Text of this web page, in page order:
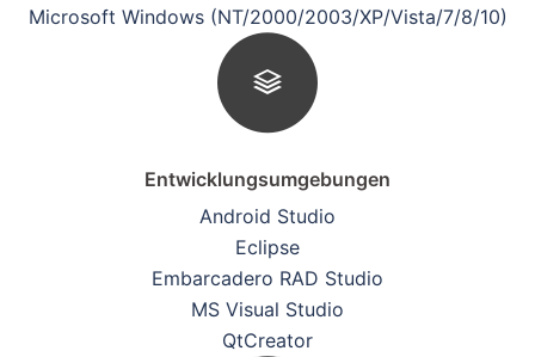
Microsoft Windows (NT/2000/2003/XP/Vista/7/8/10)
Entwicklungsumgebungen
Android Studio
Eclipse
Embarcadero RAD Studio
MS Visual Studio
QtCreator